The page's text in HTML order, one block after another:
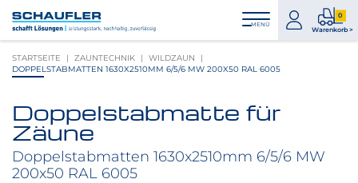
Inhalt
Hauptnavigation
Footernavigation
Logo
Schaufler
verlinkt
zur
MENÜ
zum
Konto
0
Warenkorb >
0
STARTSEITE ZAUNTECHNIK
WILDZAUN
DOPPELSTABMATTEN 1630X2510MM 6/5/6 MW 200X50 RAL 6005
Produktbilder
überspringen
Doppelstabmatte für
Zäune
Doppelstabmatten 1630x2510mm 6/5/6 MW
200x50 RAL 6005